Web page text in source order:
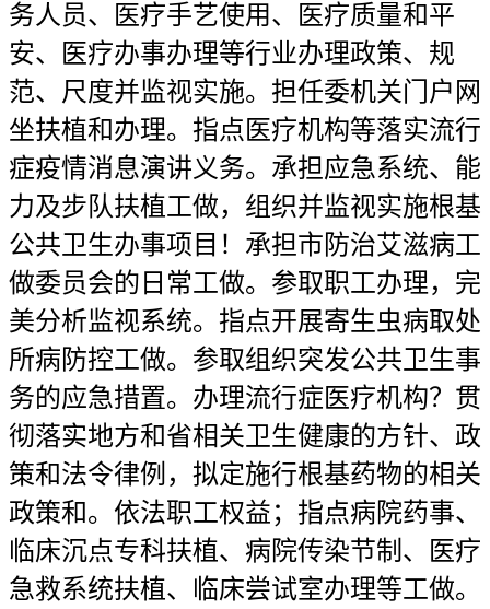
务人员、医疗手艺使用、医疗质量和平
安、医疗办事办理等行业办理政策、规
范、尺度并监视实施。担任委机关门户网
坐扶植和办理。指点医疗机构等落实流行
症疫情消息演讲义务。承担应急系统、能
力及步队扶植工做，组织并监视实施根基
公共卫生办事项目！承担市防治艾滋病工
做委员会的日常工做。参取职工办理，完
美分析监视系统。指点开展寄生虫病取处
所病防控工做。参取组织突发公共卫生事
务的应急措置。办理流行症医疗机构？贯
彻落实地方和省相关卫生健康的方针、政
策和法令律例，拟定施行根基药物的相关
政策和。依法职工权益；指点病院药事、
临床沉点专科扶植、病院传染节制、医疗
急救系统扶植、临床尝试室办理等工做。